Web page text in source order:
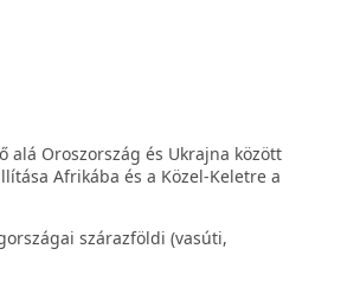
alá Oroszország és Ukrajna között
Afrikába és a Közel-Keletre a
szárazföldi (vasúti,